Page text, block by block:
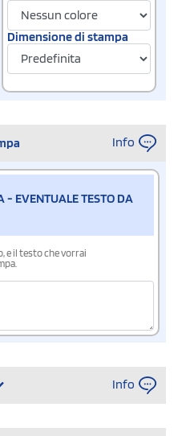
Dimensione di stampa
Info
- EVENTUALE TESTO DA
e il testo che vorrai
Info